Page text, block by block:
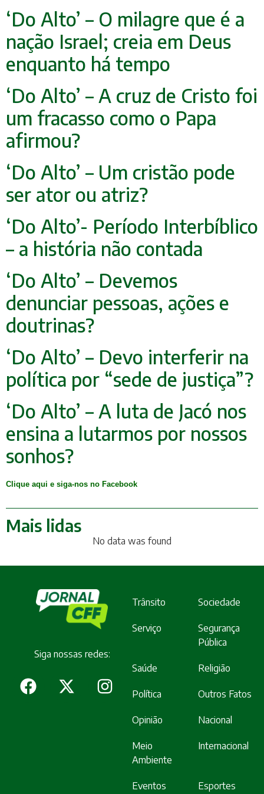
‘Do Alto’ – O milagre que é a
nação Israel; creia em Deus
enquanto há tempo
‘Do Alto’ – A cruz de Cristo foi
um fracasso como o Papa
afirmou?
‘Do Alto’ – Um cristão pode
ser ator ou atriz?
‘Do Alto’- Período Interbíblico
– a história não contada
‘Do Alto’ – Devemos
denunciar pessoas, ações e
doutrinas?
‘Do Alto’ – Devo interferir na
política por “sede de justiça”?
‘Do Alto’ – A luta de Jacó nos
ensina a lutarmos por nossos
sonhos?
Clique aqui e siga-nos no Facebook
Mais lidas
No data was found
Siga nossas redes:
Trânsito Sociedade
Serviço
Segurança
Pública
Saúde Religião
Política Outros Fatos
Opinião Nacional
Meio
Ambiente
Internacional
Eventos Esportes